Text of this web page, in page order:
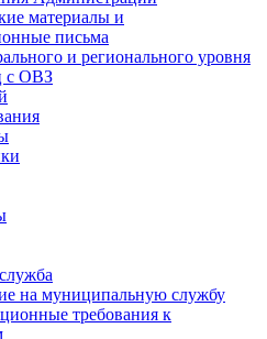
материалы и
письма
и регионального уровня
с ОВЗ
на муниципальную службу
требования к